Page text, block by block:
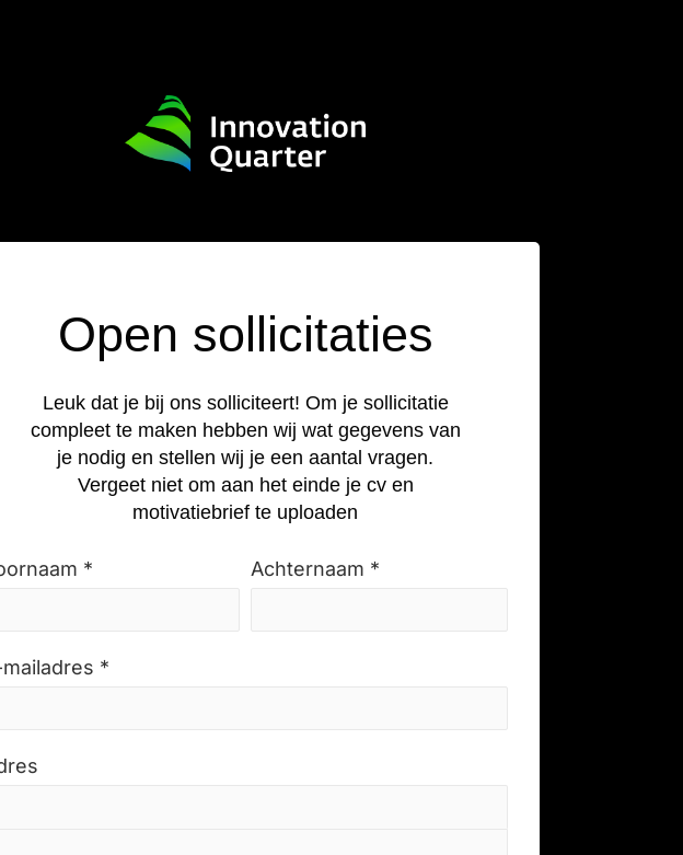
Open sollicitaties
Leuk dat je bij ons solliciteert! Om je sollicitatie
compleet te maken hebben wij wat gegevens van
je nodig en stellen wij je een aantal vragen.
Vergeet niet om aan het einde je cv en
motivatiebrief te uploaden
* Achternaam *
*